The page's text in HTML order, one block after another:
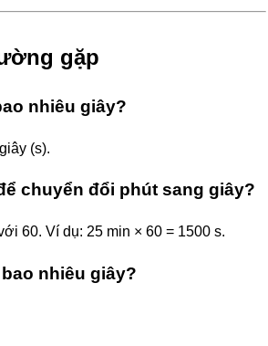
gặp
nhiêu giây?
(s).
chuyển đổi phút sang giây?
60. Ví dụ: 25 min × 60 = 1500 s.
nhiêu giây?